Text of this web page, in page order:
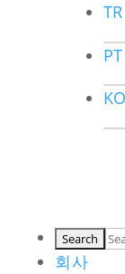
TR
PT
KO
회사